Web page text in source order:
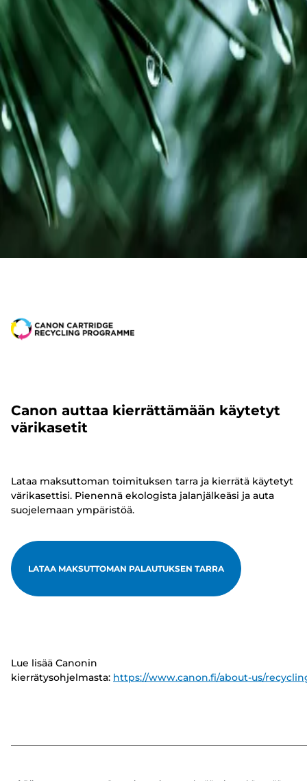
Canon auttaa kierrättämään käytetyt
värikasetit
Lataa maksuttoman toimituksen tarra ja kierrätä käytetyt
värikasettisi. Pienennä ekologista jalanjälkeäsi ja auta
suojelemaan ympäristöä.
LATAA MAKSUTTOMAN PALAUTUKSEN TARRA
Lue lisää Canonin
kierrätysohjelmasta: https://www.canon.fi/about-us/